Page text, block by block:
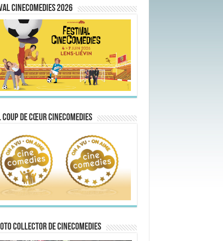
CINECOMEDIES 2026
de Cœur CineComedies
collector de CineComedies